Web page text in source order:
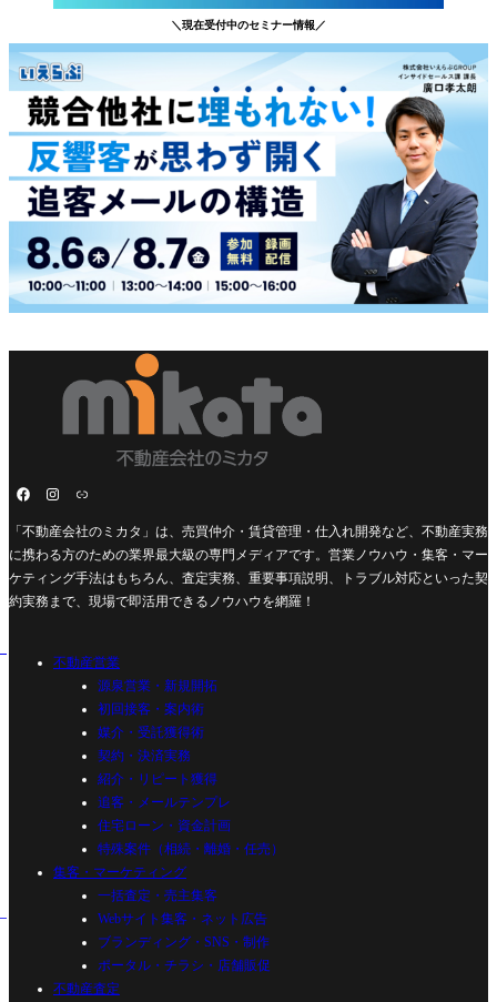
＼現在受付中のセミナー情報／
「不動産会社のミカタ」は、売買仲介・賃貸管理・仕入れ開発など、不動産実務
に携わる方のための業界最大級の専門メディアです。営業ノウハウ・集客・マー
ケティング手法はもちろん、査定実務、重要事項説明、トラブル対応といった契
約実務まで、現場で即活用できるノウハウを網羅！
不動産営業
源泉営業・新規開拓
初回接客・案内術
媒介・受託獲得術
契約・決済実務
紹介・リピート獲得
追客・メールテンプレ
住宅ローン・資金計画
特殊案件（相続・離婚・任売）
集客・マーケティング
一括査定・売主集客
Webサイト集客・ネット広告
ブランディング・SNS・制作
ポータル・チラシ・店舗販促
不動産査定